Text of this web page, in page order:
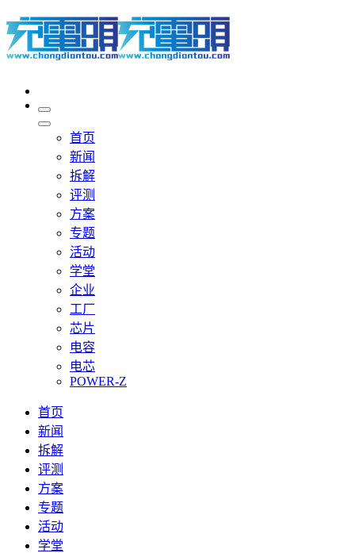
首页
新闻
拆解
评测
方案
专题
活动
学堂
企业
工厂
芯片
电容
电芯
POWER-Z
首页
新闻
拆解
评测
方案
专题
活动
学堂